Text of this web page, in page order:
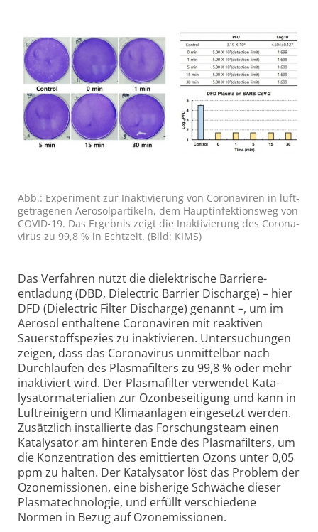
Abb.: Experiment zur Inakti­vierung von Coro­na­viren in luft­
getra­genen Aero­sol­parti­keln, dem Haupt­infek­tions­weg von
COVID-19. Das Er­geb­nis zeigt die In­akti­vie­rung des Coro­na­
virus zu 99,8 % in Echt­zeit. (Bild: KIMS)
Das Verfahren nutzt die di­elek­tri­sche Barriere­
entladung (DBD, Dielectric Barrier Discharge) – hier
DFD (Dielectric Filter Discharge) genannt –, um im
Aero­sol enthaltene Corona­viren mit reaktiven
Sauerstoff­spezies zu inaktivieren. Unter­suchungen
zeigen, dass das Corona­virus unmittelbar nach
Durch­laufen des Plasma­filters zu 99,8 % oder mehr
inaktiviert wird. Der Plasma­filter verwendet Kata­
lysator­materialien zur Ozon­beseitigung und kann in
Luft­reinigern und Klima­anlagen eingesetzt werden.
Zusätzlich installierte das Forschungs­team einen
Kata­lysator am hinteren Ende des Plasma­filters, um
die Konzen­tration des emittierten Ozons unter 0,05
ppm zu halten. Der Katalysator löst das Problem der
Ozonemissionen, eine bisherige Schwäche dieser
Plasma­technologie, und erfüllt verschiedene
Normen in Bezug auf Ozon­emissionen.